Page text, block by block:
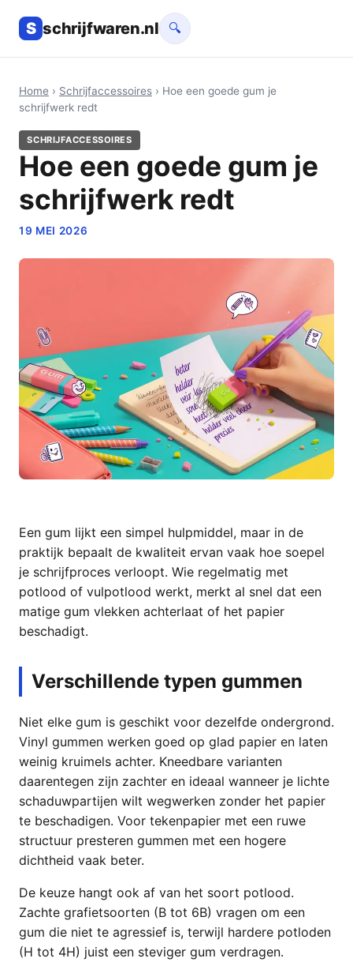
S schrijfwaren.nl 🔍
Home › Schrijfaccessoires › Hoe een goede gum je
schrijfwerk redt
SCHRIJFACCESSOIRES
Hoe een goede gum je
schrijfwerk redt
19 MEI 2026
Een gum lijkt een simpel hulpmiddel, maar in de
praktijk bepaalt de kwaliteit ervan vaak hoe soepel
je schrijfproces verloopt. Wie regelmatig met
potlood of vulpotlood werkt, merkt al snel dat een
matige gum vlekken achterlaat of het papier
beschadigt.
Verschillende typen gummen
Niet elke gum is geschikt voor dezelfde ondergrond.
Vinyl gummen werken goed op glad papier en laten
weinig kruimels achter. Kneedbare varianten
daarentegen zijn zachter en ideaal wanneer je lichte
schaduwpartijen wilt wegwerken zonder het papier
te beschadigen. Voor tekenpapier met een ruwe
structuur presteren gummen met een hogere
dichtheid vaak beter.
De keuze hangt ook af van het soort potlood.
Zachte grafietsoorten (B tot 6B) vragen om een
gum die niet te agressief is, terwijl hardere potloden
(H tot 4H) juist een steviger gum verdragen.